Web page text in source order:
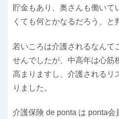
貯金もあり、奥さんも働いて
くても何とかなるだろう、と
若いころは介護されるなんて
せんでしたが、中高年は心筋
高まりますし、介護されるリ
りました。
介護保険 de ponta は ponta会